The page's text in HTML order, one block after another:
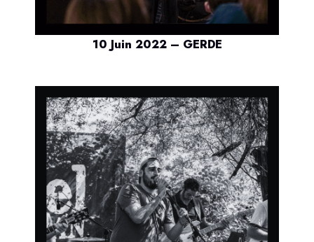
10 Juin 2022 – GERDE